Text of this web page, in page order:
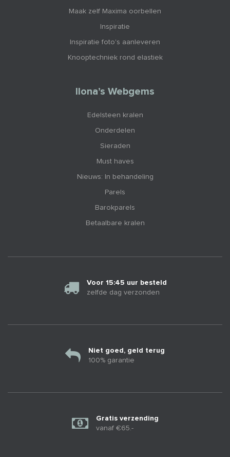
Maak zelf Maxima oorbellen
Inspiratie
Inspiratie foto's aanleveren
Knooptechniek rond elastiek
Ilona’s Webgems
Edelsteen kralen
Onderdelen
Sieraden
Must haves
Nieuws: In behandeling
Parels
Barokparels
Betaalbare kralen
Voor 15:45 uur besteld
zelfde dag verzonden
Niet goed, geld terug
100% garantie
Gratis verzending
vanaf €65.-